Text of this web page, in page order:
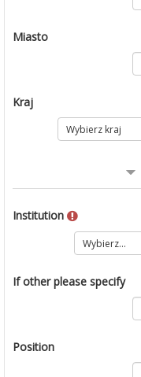
Miasto
Kraj
Institution
If other please specify
Position